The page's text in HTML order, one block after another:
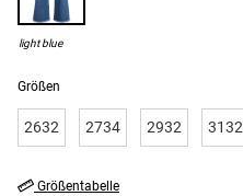
Größen
2632 2734 2932 3132
light blue
Größentabelle